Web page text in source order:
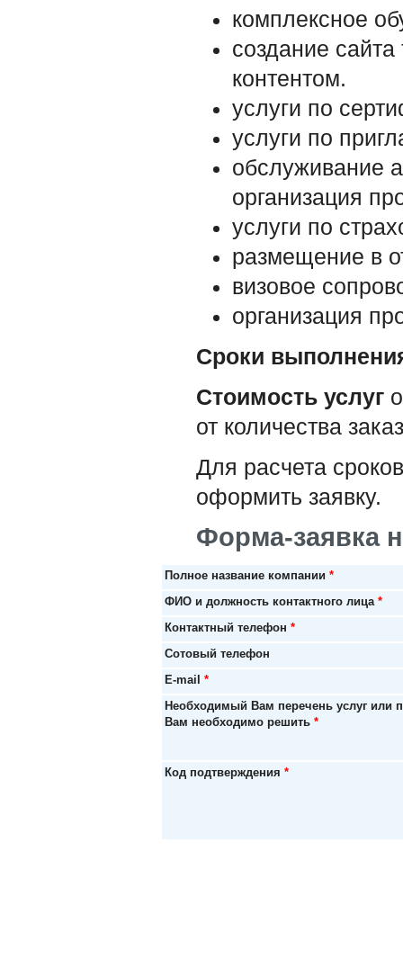
комплексное
создание
контентом.
услуги по
услуги по
обслуживание
организация
услуги по
размещение в
визовое
организация
Сроки
Стоимость услуг
от количества
Для расчета
оформить заявку.
Форма-заявка
Полное название компании *
ФИО и должность контактного лица *
Контактный телефон *
Сотовый телефон
E-mail *
Необходимый Вам перечень услуг или
Вам необходимо решить *
Код подтверждения *